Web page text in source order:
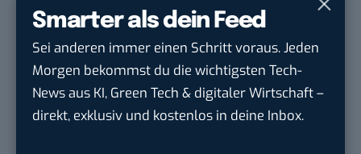
Smarter als dein Feed
Sei anderen immer einen Schritt voraus. Jeden
Morgen bekommst du die wichtigsten Tech-
News aus KI, Green Tech & digitaler Wirtschaft –
direkt, exklusiv und kostenlos in deine Inbox.
Tag UPDATE, unser Tech-Briefing mit den
wichtigsten News des Tages – und sichern sich
damit ihren Vorsprung.Hier kannst du dich
kostenlos anmelden.
STELLENANZEIGEN